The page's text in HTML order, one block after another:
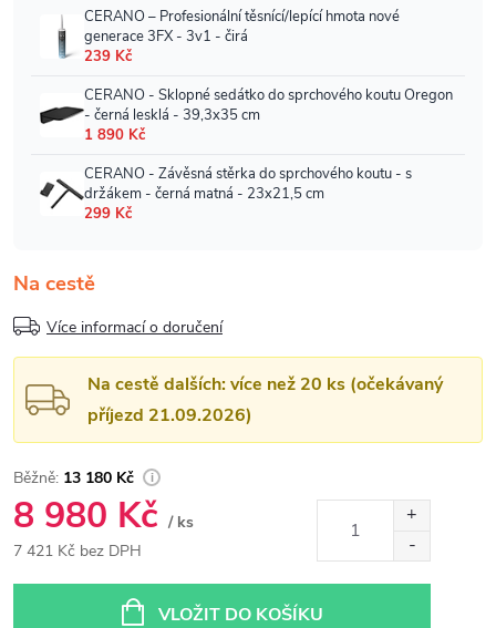
Na cestě
Více informací o doručení
Na cestě dalších: více než 20 ks (očekávaný
příjezd 21.09.2026)
13 180 Kč
8 980 Kč / ks
7 421 Kč bez DPH
VLOŽIT DO KOŠÍKU